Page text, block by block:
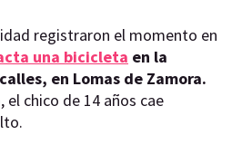
registraron el momento en
una bicicleta en la
en Lomas de Zamora.
chico de 14 años cae